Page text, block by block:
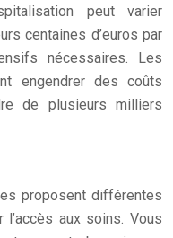
peut varier
centaines d’euros par
nécessaires. Les
engendrer des coûts
de plusieurs milliers
proposent différentes
aux soins. Vous